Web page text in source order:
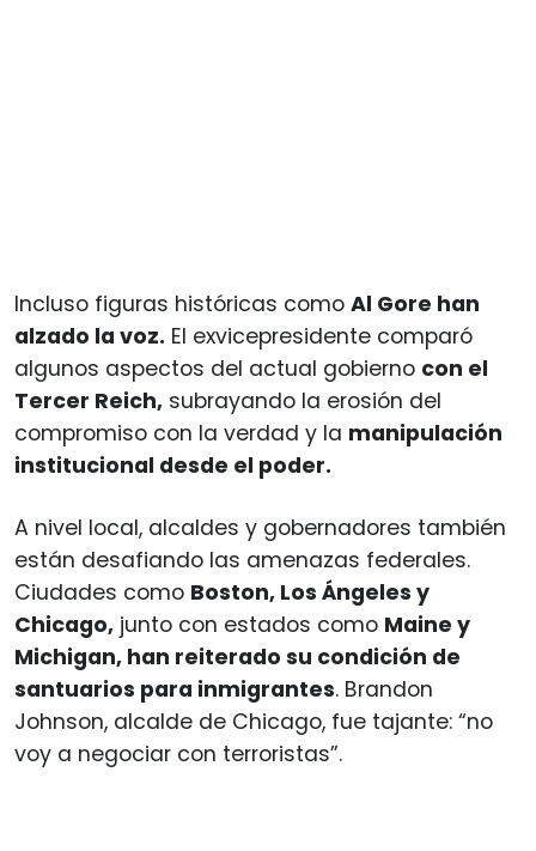
Incluso figuras históricas como Al Gore han
alzado la voz. El exvicepresidente comparó
algunos aspectos del actual gobierno con el
Tercer Reich, subrayando la erosión del
compromiso con la verdad y la manipulación
institucional desde el poder.
A nivel local, alcaldes y gobernadores también
están desafiando las amenazas federales.
Ciudades como Boston, Los Ángeles y
Chicago, junto con estados como Maine y
Michigan, han reiterado su condición de
santuarios para inmigrantes. Brandon
Johnson, alcalde de Chicago, fue tajante: “no
voy a negociar con terroristas”.